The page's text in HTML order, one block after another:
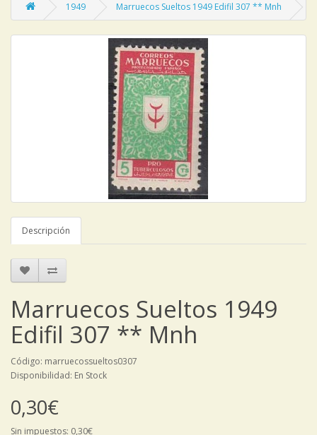
1949 Marruecos Sueltos 1949 Edifil 307 ** Mnh
Descripción
Marruecos Sueltos 1949
Edifil 307 ** Mnh
Código: marruecossueltos0307
Disponibilidad: En Stock
0,30€
Sin impuestos: 0,30€